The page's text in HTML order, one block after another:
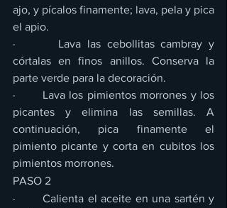
ajo, y pícalos finamente; lava, pela y pica
el apio.
·       Lava las cebollitas cambray y
córtalas en finos anillos. Conserva la
parte verde para la decoración.
·       Lava los pimientos morrones y los
picantes y elimina las semillas. A
continuación, pica finamente el
pimiento picante y corta en cubitos los
pimientos morrones.
PASO 2
·       Calienta el aceite en una sartén y